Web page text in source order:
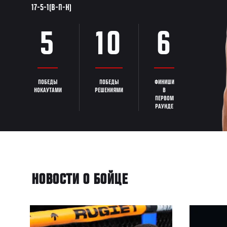
17-5-1(В-П-Н)
5
ПОБЕДЫ
НОКАУТАМИ
10
ПОБЕДЫ
РЕШЕНИЯМИ
6
ФИНИШИ
В
ПЕРВОМ
РАУНДЕ
НОВОСТИ О БОЙЦЕ